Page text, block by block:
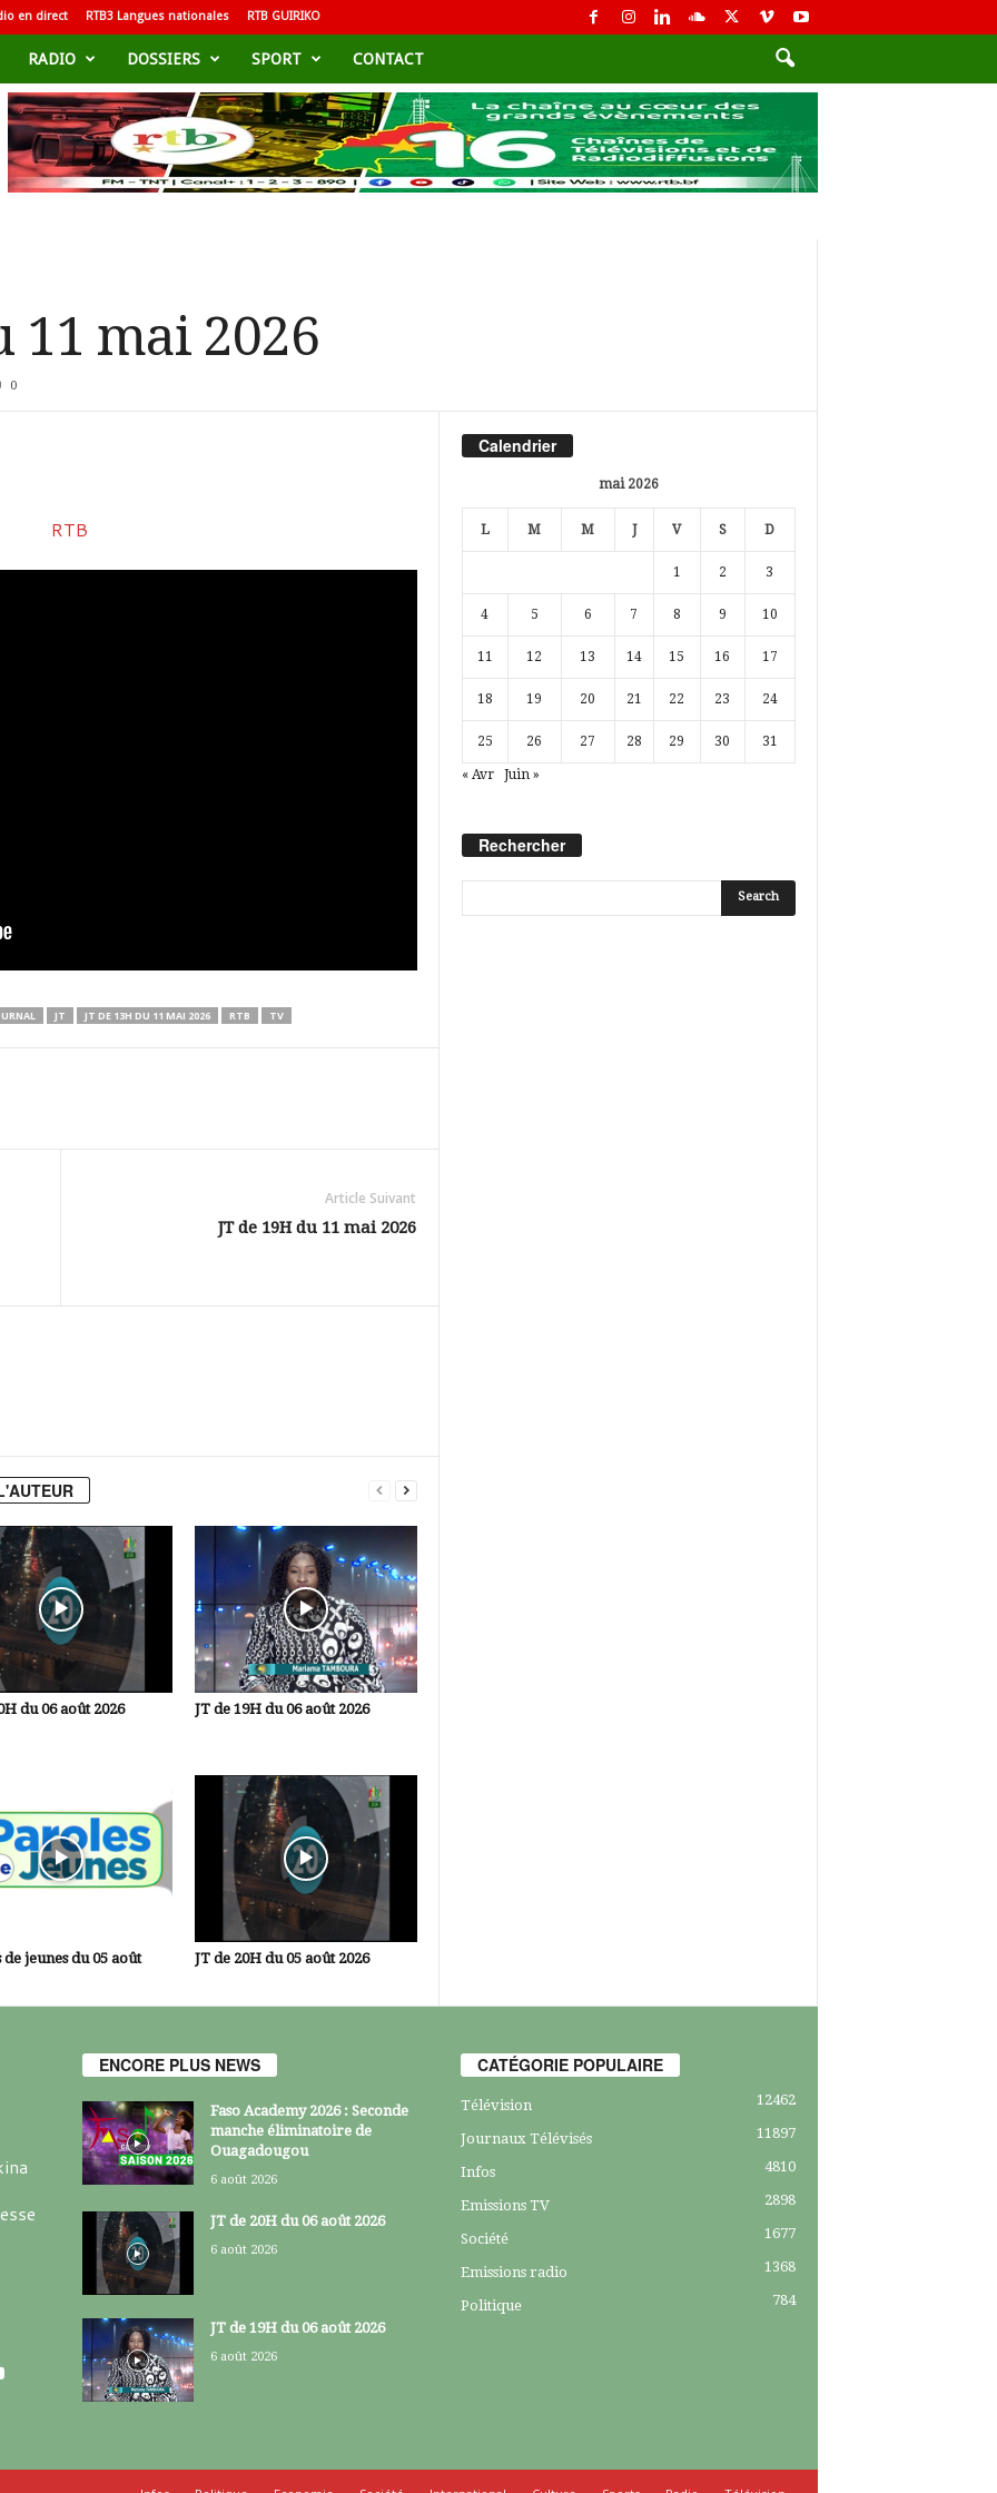
en direct RTB3 Langues nationales RTB GUIRIKO
RADIO DOSSIERS SPORT CONTACT
11 mai 2026
0
JT JT DE 13H DU 11 MAI 2026 RTB TV
Article Suivant
JT de 19H du 11 mai 2026
du 06 août 2026 JT de 19H du 06 août 2026
de jeunes du 05 août
JT de 20H du 05 août 2026
Calendrier
mai 2026
L M M J V S D
1 2 3
4 5 6 7 8 9 10
11 12 13 14 15 16 17
18 19 20 21 22 23 24
25 26 27 28 29 30 31
« Avr Juin »
Rechercher
ENCORE PLUS NEWS
Faso Academy 2026 : Seconde
manche éliminatoire de
Ouagadougou
6 août 2026
JT de 20H du 06 août 2026
6 août 2026
JT de 19H du 06 août 2026
6 août 2026
CATÉGORIE POPULAIRE
Télévision 12462
Journaux Télévisés 11897
Infos 4810
Emissions TV 2898
Société 1677
Emissions radio 1368
Politique 784